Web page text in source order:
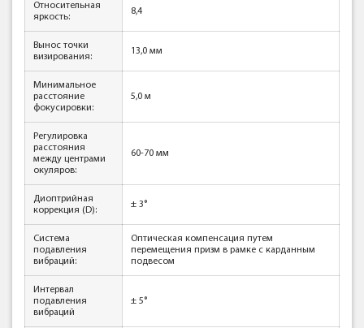
Относительная
яркость:
8,4
Вынос точки
визирования:
13,0 мм
Минимальное
расстояние
фокусировки:
5,0 м
Регулировка
расстояния
между центрами
окуляров:
60-70 мм
Диоптрийная
коррекция (D):
± 3°
Система
подавления
вибраций:
Оптическая компенсация путем
перемещения призм в рамке с карданным
подвесом
Интервал
подавления
вибраций
± 5°